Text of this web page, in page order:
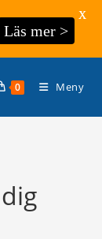
0 Meny
Läs mer >
X